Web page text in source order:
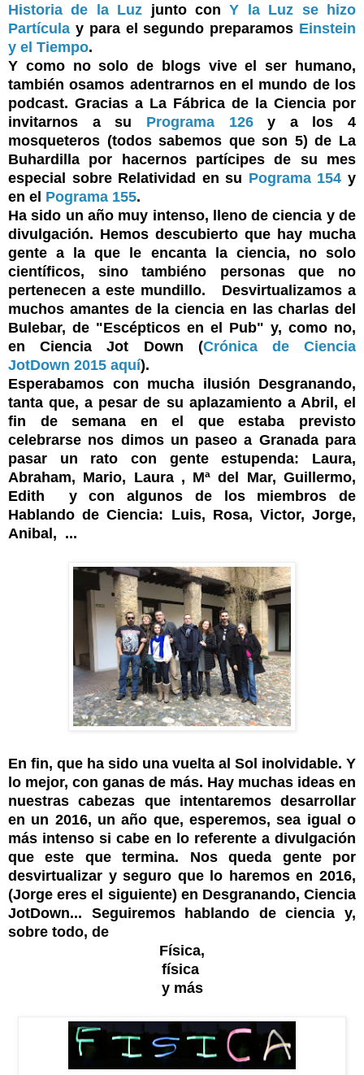
Historia de la Luz junto conY la Luz se hizo
Partícula y para el segundo preparamos Einstein
y el Tiempo.
Y como no solo de blogs vive el ser humano,
también osamos adentrarnos en el mundo de los
podcast. Gracias a La Fábrica de la Ciencia por
invitarnos a su Programa 126y a los 4
mosqueteros (todos sabemos que son 5) de La
Buhardilla por hacernos partícipes de su mes
especial sobre Relatividad en su Pograma 154 y
en el Pograma 155.
Ha sido un año muy intenso, lleno de ciencia y de
divulgación. Hemos descubierto que hay mucha
gente a la que le encanta la ciencia, no solo
científicos, sino tambiéno personas que no
pertenecen a este mundillo. Desvirtualizamos a
muchos amantes de la ciencia en las charlas del
Bulebar, de "Escépticos en el Pub" y, como no,
en Ciencia Jot Down (Crónica de Ciencia
JotDown 2015 aquí).
Esperabamos con mucha ilusión Desgranando,
tanta que, a pesar de su aplazamiento a Abril, el
fin de semana en el que estaba previsto
celebrarse nos dimos un paseo a Granada para
pasar un rato con gente estupenda: Laura,
Abraham, Mario, Laura , Mª del Mar, Guillermo,
Edith y con algunos de los miembros de
Hablando de Ciencia: Luis, Rosa, Victor, Jorge,
Anibal, ...
En fin, que ha sido una vuelta al Sol inolvidable. Y
lo mejor, con ganas de más. Hay muchas ideas en
nuestras cabezas que intentaremos desarrollar
en un 2016, un año que, esperemos, sea igual o
más intenso si cabe en lo referente a divulgación
que este que termina. Nos queda gente por
desvirtualizar y seguro que lo haremos en 2016,
(Jorge eres el siguiente) en Desgranando, Ciencia
JotDown... Seguiremos hablando de ciencia y,
sobre todo, de
Física,
física
y más